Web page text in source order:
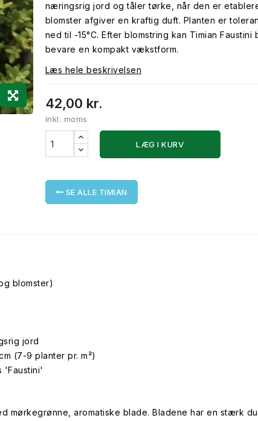
næringsrig jord og tåler tørke, når den er
blomster afgiver en kraftig duft. Planten er
ned til -15°C. Efter blomstring kan Timian
bevare en kompakt vækstform.
Læs hele beskrivelsen
42,00 kr.
Inkl. moms
LÆG I KURV
SE ALLE TIMIAN
blomster)
jord
(7-9 planter pr. m²)
'Faustini'
mørkegrønne, aromatiske blade. Bladene har en stærk